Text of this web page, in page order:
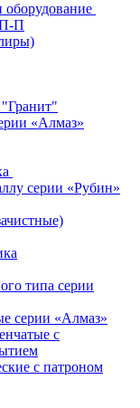
П
«Алмаз»
серии «Рубин»
типа серии
серии «Алмаз»
с
с патроном